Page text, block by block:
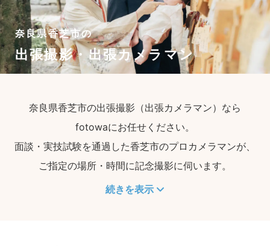
奈良県香芝市の
出張撮影・出張カメラマン
奈良県香芝市の出張撮影（出張カメラマン）なら
fotowaにお任せください。
面談・実技試験を通過した香芝市のプロカメラマンが、
ご指定の場所・時間に記念撮影に伺います。
続きを表示